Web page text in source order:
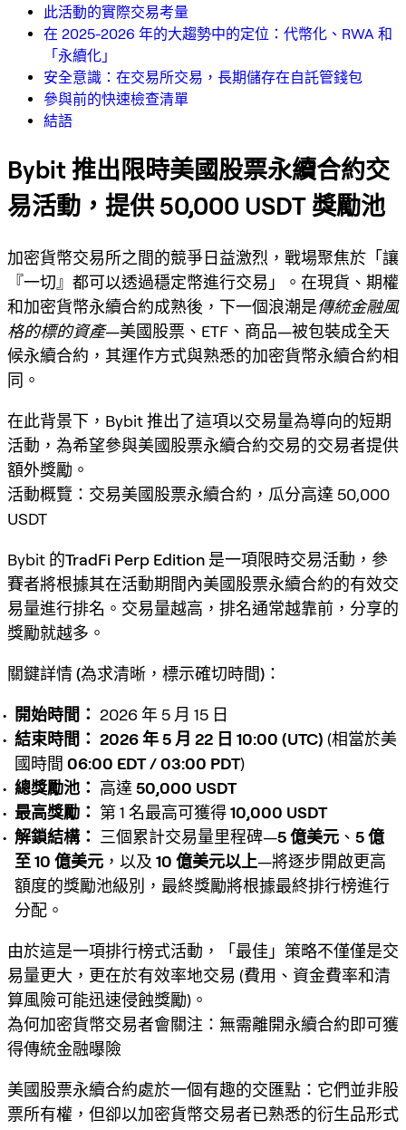
此活動的實際交易考量
在 2025-2026 年的大趨勢中的定位：代幣化、RWA 和
「永續化」
安全意識：在交易所交易，長期儲存在自託管錢包
參與前的快速檢查清單
結語
Bybit 推出限時美國股票永續合約交
易活動，提供 50,000 USDT 獎勵池
加密貨幣交易所之間的競爭日益激烈，戰場聚焦於「讓
『一切』都可以透過穩定幣進行交易 」。在現貨、期權
和加密貨幣永續合約成熟後，下一個浪潮是傳統金融風
格的標的資產—美國股票、ETF、商品—被包裝成全天
候永續合約 ，其運作方式與熟悉的加密貨幣永續合約相
同。
在此背景下，Bybit 推出了這項以交易量為導向的短期
活動，為希望參與美國股票永續合約交易的交易者提供
額外獎勵。
活動概覽：交易美國股票永續合約，瓜分高達 50,000
USDT
Bybit 的TradFi Perp Edition 是一項限時交易活動，參
賽者將根據其在活動期間內美國股票永續合約的有效交
易量進行排名。交易量越高，排名通常越靠前，分享的
獎勵就越多。
關鍵詳情 (為求清晰，標示確切時間)：
開始時間： 2026 年 5 月 15 日
結束時間： 2026 年 5 月 22 日 10:00 (UTC) (相當於美
國時間 06:00 EDT / 03:00 PDT)
總獎勵池： 高達 50,000 USDT
最高獎勵： 第 1 名最高可獲得10,000 USDT
解鎖結構：
三個累計交易量里程碑—5 億美元 、 5 億
至 10 億美元 ，以及 10 億美元以上—將逐步開啟更高
額度的獎勵池級別，最終獎勵將根據最終排行榜進行
分配。
由於這是一項排行榜式活動，「最佳」策略不僅僅是交
易量更大，更在於有效率地交易 (費用、資金費率和清
算風險可能迅速侵蝕獎勵)。
為何加密貨幣交易者會關注：無需離開永續合約即可獲
得傳統金融曝險
美國股票永續合約處於一個有趣的交匯點：它們並非股
票所有權，但卻以加密貨幣交易者已熟悉的衍生品形式